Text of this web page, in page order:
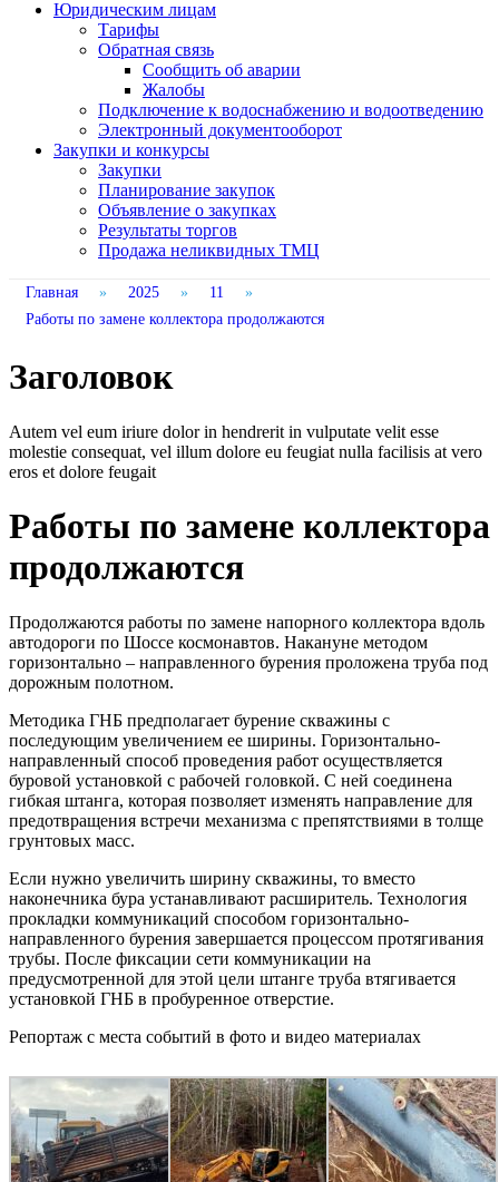
Юридическим лицам
Тарифы
Обратная связь
Сообщить об аварии
Жалобы
Подключение к водоснабжению и водоотведению
Электронный документооборот
Закупки и конкурсы
Закупки
Планирование закупок
Объявление о закупках
Результаты торгов
Продажа неликвидных ТМЦ
Главная » 2025 » 11
»
Работы по замене коллектора продолжаются
Заголовок
Autem vel eum iriure dolor in hendrerit in vulputate velit esse
molestie consequat, vel illum dolore eu feugiat nulla facilisis at vero
eros et dolore feugait
Работы по замене коллектора
продолжаются
Продолжаются работы по замене напорного коллектора вдоль
автодороги по Шоссе космонавтов. Накануне методом
горизонтально – направленного бурения проложена труба под
дорожным полотном.
Методика ГНБ предполагает бурение скважины с
последующим увеличением ее ширины. Горизонтально-
направленный способ проведения работ осуществляется
буровой установкой с рабочей головкой. С ней соединена
гибкая штанга, которая позволяет изменять направление для
предотвращения встречи механизма с препятствиями в толще
грунтовых масс.
Если нужно увеличить ширину скважины, то вместо
наконечника бура устанавливают расширитель. Технология
прокладки коммуникаций способом горизонтально-
направленного бурения завершается процессом протягивания
трубы. После фиксации сети коммуникации на
предусмотренной для этой цели штанге труба втягивается
установкой ГНБ в пробуренное отверстие.
Репортаж с места событий в фото и видео материалах